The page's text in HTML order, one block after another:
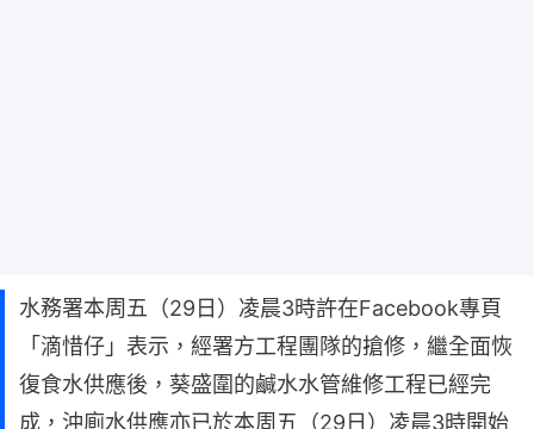
水務署本周五（29日）凌晨3時許在Facebook專頁
「滴惜仔」表示，經署方工程團隊的搶修，繼全面恢
復食水供應後，葵盛圍的鹹水水管維修工程已經完
成，沖廁水供應亦已於本周五（29日）凌晨3時開始